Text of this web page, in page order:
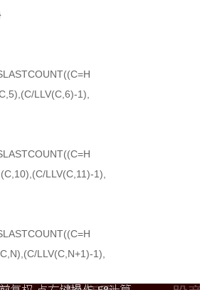
LLV(C,6)-1),
LLV(C,11)-1),
LLV(C,N+1)-1),